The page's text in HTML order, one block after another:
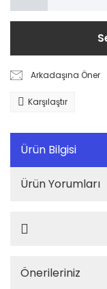
Arkadaşına Öner
Karşılaştır
Ürün Bilgisi
Ürün Yorumları
Önerileriniz